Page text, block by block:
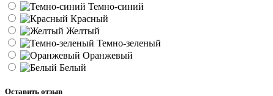
Темно-синий
Красный
Желтый
Темно-зеленый
Оранжевый
Белый
Оставить отзыв